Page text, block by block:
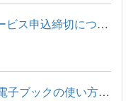
[ILL]来学期在学されない方のサービス申込締切について
【ご案内】はじめてでも安心！電子ブックの使い方パンフレットを...